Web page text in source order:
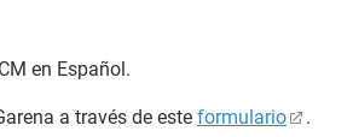
en Español.
a través de este formulario .